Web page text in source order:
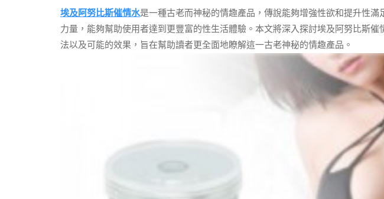
埃及阿努比斯催情水是一種古老而神秘的情趣產品，傳說能夠增強性欲和提升性滿
力量，能夠幫助使用者達到更豐富的性生活體驗。本文將深入探討埃及阿努比斯
法以及可能的效果，旨在幫助讀者更全面地瞭解這一古老神秘的情趣產品。